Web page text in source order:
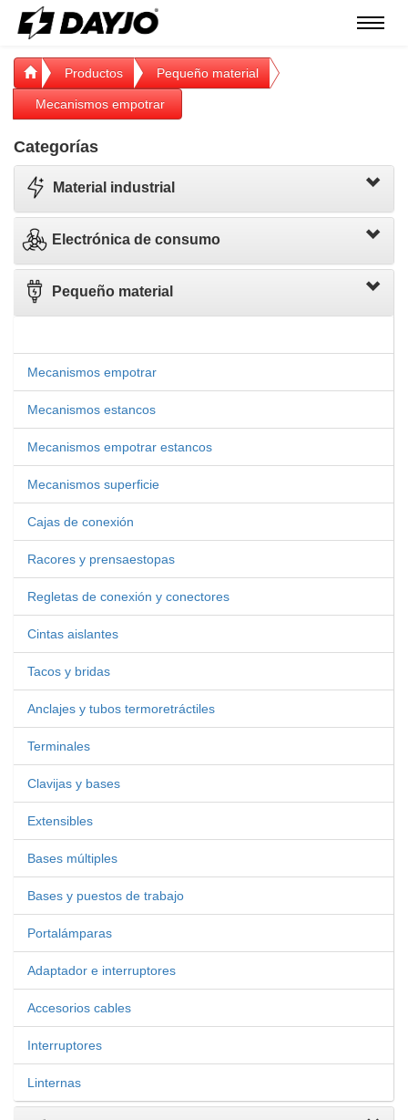
Menú
Productos Pequeño material
Mecanismos empotrar
Categorías
Material industrial
Electrónica de consumo
Pequeño material
Mecanismos empotrar
Mecanismos estancos
Mecanismos empotrar estancos
Mecanismos superficie
Cajas de conexión
Racores y prensaestopas
Regletas de conexión y conectores
Cintas aislantes
Tacos y bridas
Anclajes y tubos termoretráctiles
Terminales
Clavijas y bases
Extensibles
Bases múltiples
Bases y puestos de trabajo
Portalámparas
Adaptador e interruptores
Accesorios cables
Interruptores
Linternas